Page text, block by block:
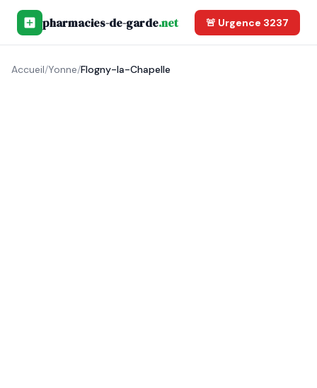
pharmacies-de-garde.net 🚨 Urgence 3237
Accueil/Yonne/Flogny-la-Chapelle